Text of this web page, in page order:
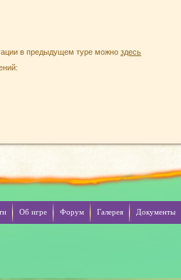
в предыдущем туре можно здесь
Об игре Форум Галерея Документы